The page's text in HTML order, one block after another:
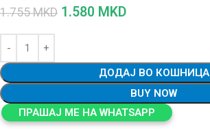
1.755MKD 1.580 MKD
ДОДАЈ ВО КОШНИЦА
BUY NOW
ПРАШАЈ МЕ НА WHATSAPP